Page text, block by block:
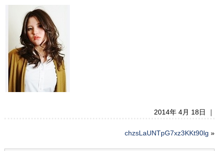
2014年 4月 18日 ｜
chzsLaUNTpG7xz3KKt90lg »